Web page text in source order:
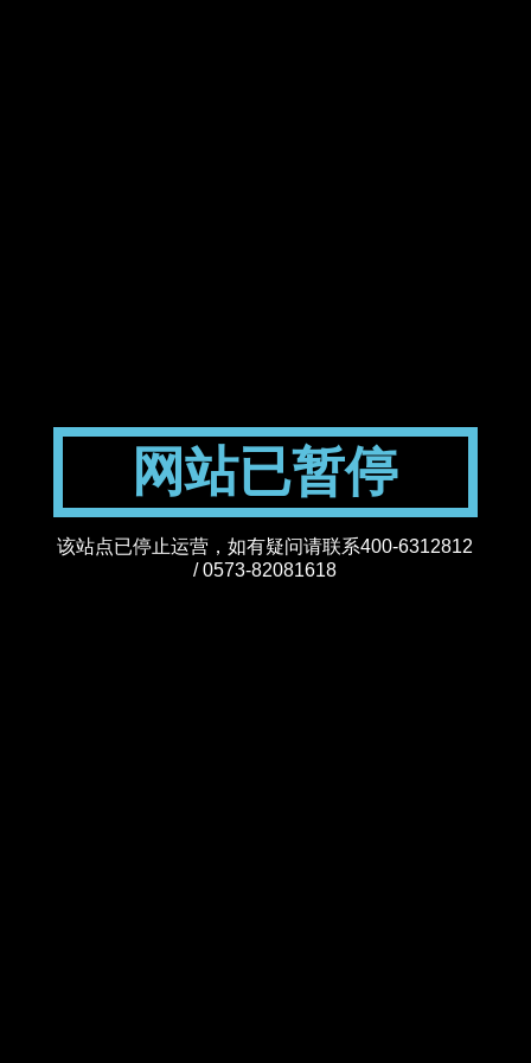
网站已暂停
该站点已停止运营，如有疑问请联系400-6312812
/ 0573-82081618